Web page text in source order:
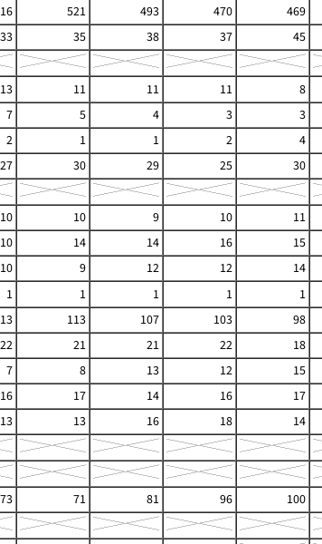
521 493 470
469
33 35 38 37
45
13 11 11 11
8
7 5 4 3
3
2 1 1 2
4
27 30 29 25
30
10 10 9 10
11
10 14 14 16
15
10 9 12 12
14
1 1 1 1
1
113 107 103
98
22 21 21 22
18
7 8 13 12
15
16 17 14 16
17
13 13 16 18
14
73 71 81 96
100